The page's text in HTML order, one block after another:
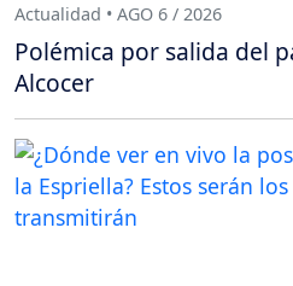
Actualidad • AGO 6 / 2026
Polémica por salida del
Alcocer